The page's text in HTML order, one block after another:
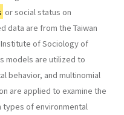
or social status on
data are from the Taiwan
Institute of Sociology of
models are utilized to
behavior, and multinomial
are applied to examine the
types of environmental